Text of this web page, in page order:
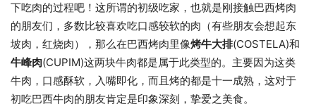
下吃肉的过程吧！这所谓的初级吃家，也就是刚接触巴西烤肉
的朋友们，多数比较喜欢吃口感较软的肉（有些朋友会想起东
坡肉，红烧肉），那么在巴西烤肉里像烤牛大排(COSTELA)和
牛峰肉(CUPIM)这两块牛肉都是属于此类型的。主要因为这类
牛肉，口感酥软，入嘴即化，而且烤的都是十一成熟，这对于
初吃巴西牛肉的朋友肯定是印象深刻，挚爱之美食。